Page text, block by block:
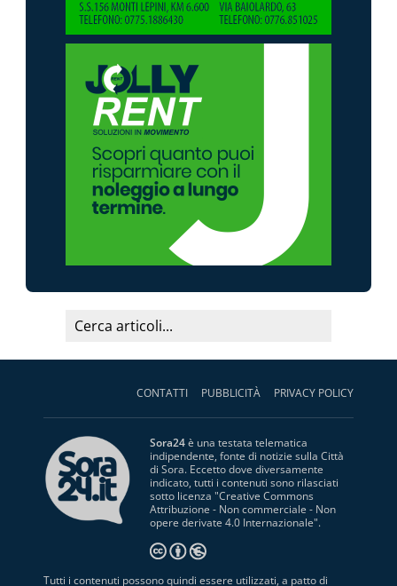
CONTATTI PUBBLICITÀ PRIVACY POLICY
Sora24è una testata telematica
indipendente, fonte di notizie sulla Città
di Sora. Eccetto dove diversamente
indicato, tutti i contenuti sono rilasciati
sotto licenza "Creative Commons
Attribuzione - Non commerciale - Non
opere derivate 4.0 Internazionale".
Tutti i contenuti possono quindi essere utilizzati, a patto di